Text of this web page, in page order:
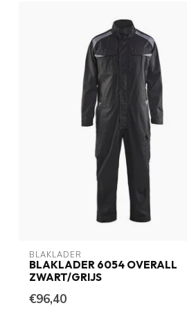
BLAKLADER
BLAKLADER 6054 OVERALL
ZWART/GRIJS
€96,40